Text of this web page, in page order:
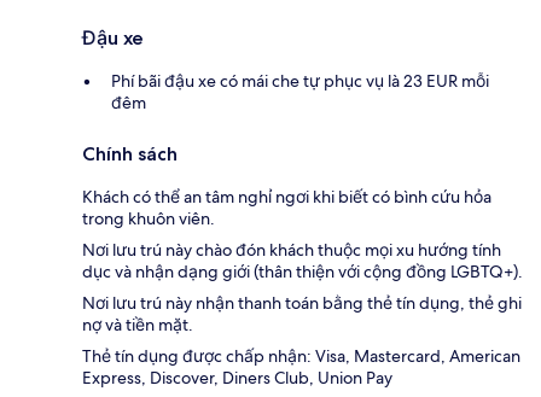
Đậu xe
Phí bãi đậu xe có mái che tự phục vụ là 23 EUR mỗi
đêm
Chính sách
Khách có thể an tâm nghỉ ngơi khi biết có bình cứu hỏa
trong khuôn viên.
Nơi lưu trú này chào đón khách thuộc mọi xu hướng tính
dục và nhận dạng giới (thân thiện với cộng đồng LGBTQ+).
Nơi lưu trú này nhận thanh toán bằng thẻ tín dụng, thẻ ghi
nợ và tiền mặt.
Thẻ tín dụng được chấp nhận: Visa, Mastercard, American
Express, Discover, Diners Club, Union Pay